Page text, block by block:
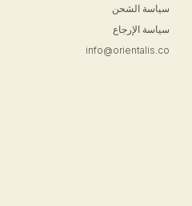
سياسة الشحن
سياسة الإرجاع
info@orientalis.co